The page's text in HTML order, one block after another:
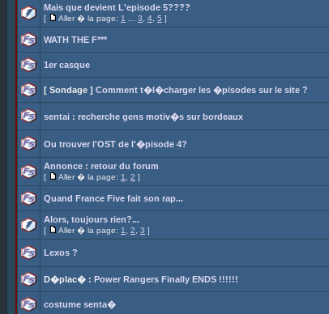
Mais que devient L'episode 5????
[ Aller � la page: 1 3 4 5 ]
WATH THE F***
1er casque
[ Sondage ] Comment t�l�charger les �pisodes sur le site ?
sentai : recherche gens motiv�s sur bordeaux
Ou trouver l'OST de l'�pisode 4?
Annonce : retour du forum
[ Aller � la page: 1 2 ]
Quand France Five fait son rap...
Alors, toujours rien?...
[ Aller � la page: 1 2 3 ]
Lexos ?
D�plac� : Power Rangers Finally ENDS !!!!!!
costume senta�